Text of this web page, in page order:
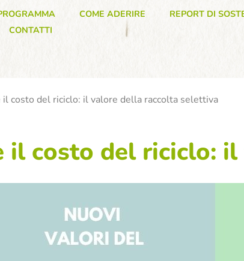
COME ADERIRE REPORT DI
CONTATTI
il costo del riciclo: il valore della raccolta selettiva
il costo del riciclo: